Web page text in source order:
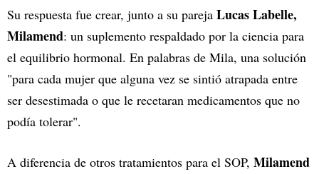
Su respuesta fue crear, junto a su pareja Lucas Labelle,
Milamend: un suplemento respaldado por la ciencia para
el equilibrio hormonal. En palabras de Mila, una solución
"para cada mujer que alguna vez se sintió atrapada entre
ser desestimada o que le recetaran medicamentos que no
podía tolerar".
A diferencia de otros tratamientos para el SOP, Milamend